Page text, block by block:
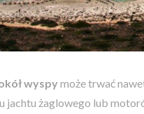
wyspy może trwać
jachtu żaglowego lub